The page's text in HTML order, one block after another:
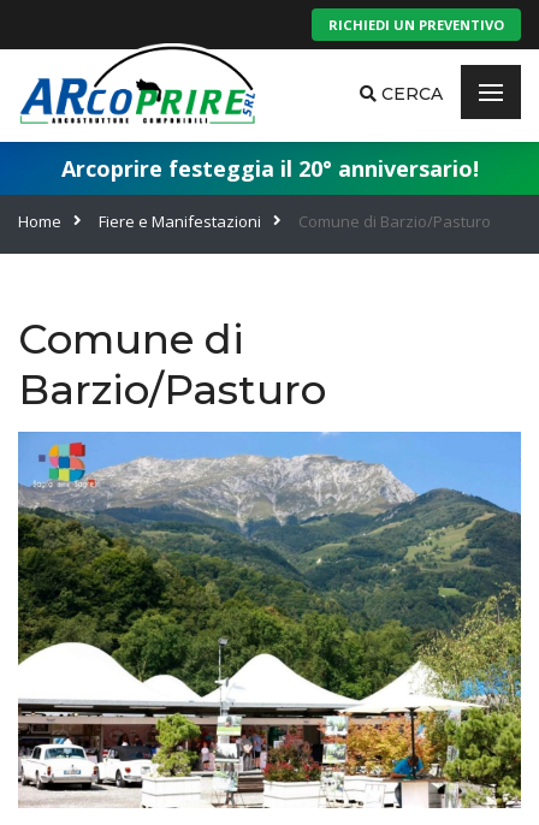
RICHIEDI UN PREVENTIVO
CERCA
Arcoprire festeggia il 20° anniversario!
Home Fiere e Manifestazioni Comune di Barzio/Pasturo
Comune di
Barzio/Pasturo